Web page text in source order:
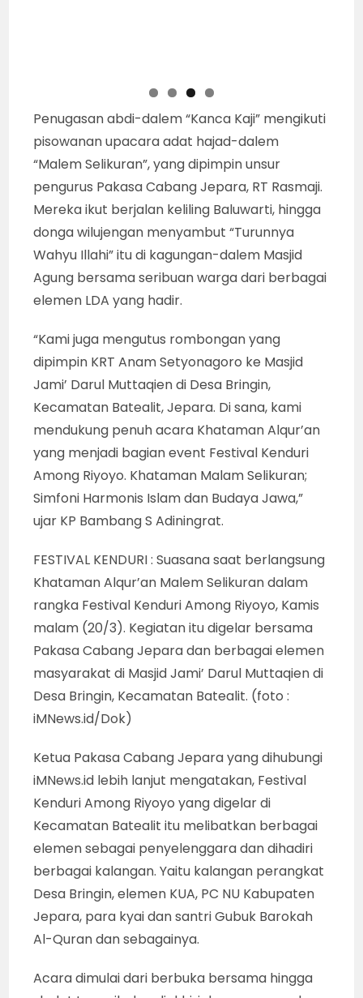
Penugasan abdi-dalem “Kanca Kaji” mengikuti
pisowanan upacara adat hajad-dalem
“Malem Selikuran”, yang dipimpin unsur
pengurus Pakasa Cabang Jepara, RT Rasmaji.
Mereka ikut berjalan keliling Baluwarti, hingga
donga wilujengan menyambut “Turunnya
Wahyu Illahi” itu di kagungan-dalem Masjid
Agung bersama seribuan warga dari berbagai
elemen LDA yang hadir.
“Kami juga mengutus rombongan yang
dipimpin KRT Anam Setyonagoro ke Masjid
Jami’ Darul Muttaqien di Desa Bringin,
Kecamatan Batealit, Jepara. Di sana, kami
mendukung penuh acara Khataman Alqur’an
yang menjadi bagian event Festival Kenduri
Among Riyoyo. Khataman Malam Selikuran;
Simfoni Harmonis Islam dan Budaya Jawa,”
ujar KP Bambang S Adiningrat.
FESTIVAL KENDURI : Suasana saat berlangsung
Khataman Alqur’an Malem Selikuran dalam
rangka Festival Kenduri Among Riyoyo, Kamis
malam (20/3). Kegiatan itu digelar bersama
Pakasa Cabang Jepara dan berbagai elemen
masyarakat di Masjid Jami’ Darul Muttaqien di
Desa Bringin, Kecamatan Batealit. (foto :
iMNews.id/Dok)
Ketua Pakasa Cabang Jepara yang dihubungi
iMNews.id lebih lanjut mengatakan, Festival
Kenduri Among Riyoyo yang digelar di
Kecamatan Batealit itu melibatkan berbagai
elemen sebagai penyelenggara dan dihadiri
berbagai kalangan. Yaitu kalangan perangkat
Desa Bringin, elemen KUA, PC NU Kabupaten
Jepara, para kyai dan santri Gubuk Barokah
Al-Quran dan sebagainya.
Acara dimulai dari berbuka bersama hingga